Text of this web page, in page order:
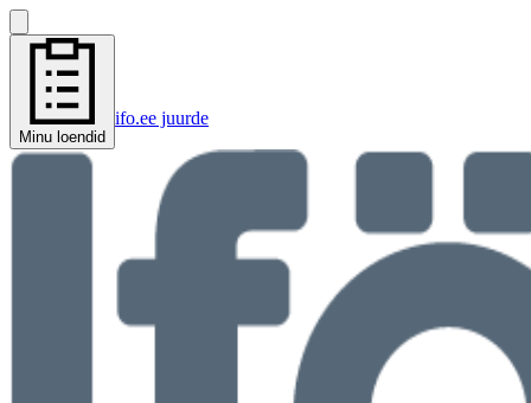
Minu loendid
ifo.ee juurde